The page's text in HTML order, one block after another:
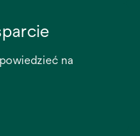
na